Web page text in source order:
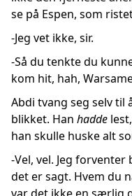
se på Espen, som
-Jeg vet ikke, sir.
-Så du tenkte du
kom hit, hah,
Abdi tvang seg selv
blikket. Han hadde
han skulle huske alt
-Vel, vel. Jeg
det er sagt. Hvem du